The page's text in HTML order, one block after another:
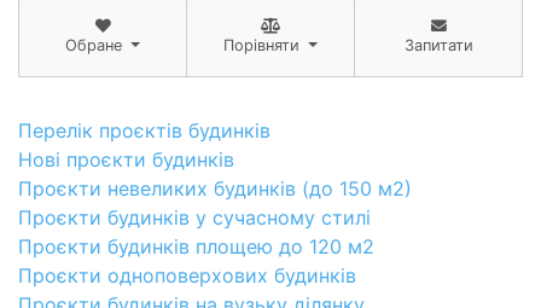
Обране Порівняти Запитати
Перелік проєктів будинків
Нові проєкти будинків
Проєкти невеликих будинків (до 150 м2)
Проєкти будинків у сучасному стилі
Проєкти будинків площею до 120 м2
Проєкти одноповерхових будинків